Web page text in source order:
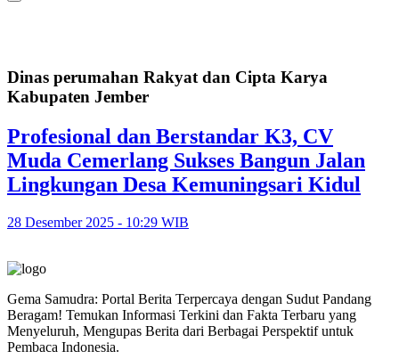
Dinas perumahan Rakyat dan Cipta Karya
Kabupaten Jember
Profesional dan Berstandar K3, CV
Muda Cemerlang Sukses Bangun Jalan
Lingkungan Desa Kemuningsari Kidul
28 Desember 2025 - 10:29 WIB
Gema Samudra: Portal Berita Terpercaya dengan Sudut Pandang
Beragam! Temukan Informasi Terkini dan Fakta Terbaru yang
Menyeluruh, Mengupas Berita dari Berbagai Perspektif untuk
Pembaca Indonesia.